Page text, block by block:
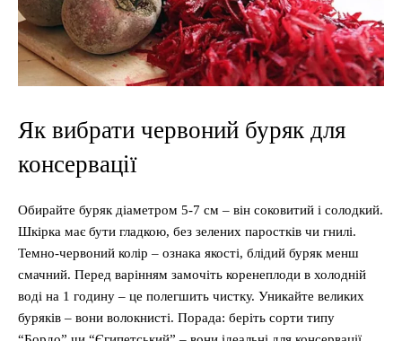
Як вибрати червоний буряк для
консервації
Обирайте буряк діаметром 5-7 см – він соковитий і солодкий.
Шкірка має бути гладкою, без зелених паростків чи гнилі.
Темно-червоний колір – ознака якості, блідий буряк менш
смачний. Перед варінням замочіть коренеплоди в холодній
воді на 1 годину – це полегшить чистку. Уникайте великих
буряків – вони волокнисті. Порада: беріть сорти типу